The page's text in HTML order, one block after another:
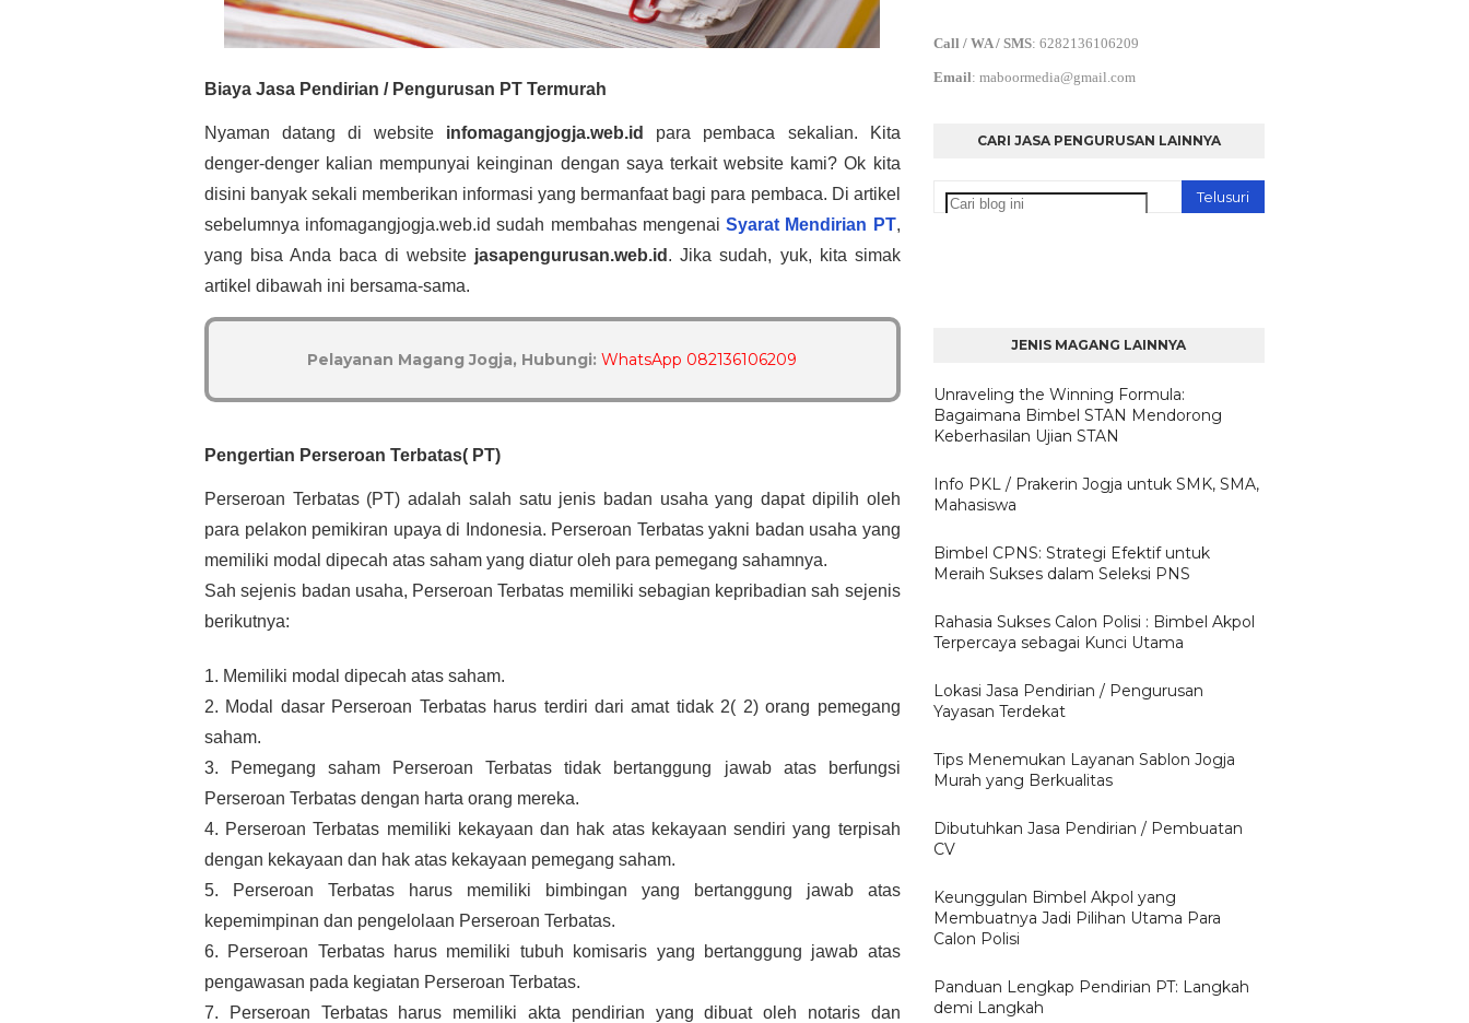
Biaya Jasa Pendirian / Pengurusan PT Termurah
Nyaman datang di website infomagangjogja.web.id
para pembaca sekalian. Kita
denger-denger kalian mempunyai keinginan dengan saya terkait website kami? Ok kita
disini banyak sekali memberikan informasi yang bermanfaat bagi para pembaca. Di artikel
sebelumnya infomagangjogja.web.id sudah membahas mengenai Syarat Mendirian PT,
yang bisa Anda baca di website jasapengurusan.web.id . Jika sudah, yuk, kita simak
artikel dibawah ini bersama-sama.
Pelayanan Magang Jogja, Hubungi: WhatsApp 082136106209
Pengertian Perseroan Terbatas( PT)
Perseroan Terbatas (PT) adalah salah satu jenis badan usaha yang dapat dipilih oleh
para pelakon pemikiran upaya di Indonesia. Perseroan Terbatas yakni badan usaha yang
memiliki modal dipecah atas saham yang diatur oleh para pemegang sahamnya.
Sah sejenis badan usaha, Perseroan Terbatas memiliki sebagian kepribadian sah sejenis
berikutnya:
1. Memiliki modal dipecah atas saham.
2. Modal dasar Perseroan Terbatas harus terdiri dari amat tidak 2( 2) orang pemegang
saham.
3. Pemegang saham Perseroan Terbatas tidak bertanggung jawab atas berfungsi
Perseroan Terbatas dengan harta orang mereka.
4. Perseroan Terbatas memiliki kekayaan dan hak atas kekayaan sendiri yang terpisah
dengan kekayaan dan hak atas kekayaan pemegang saham.
5. Perseroan Terbatas harus memiliki bimbingan yang bertanggung jawab atas
kepemimpinan dan pengelolaan Perseroan Terbatas.
6. Perseroan Terbatas harus memiliki tubuh komisaris yang bertanggung jawab atas
pengawasan pada kegiatan Perseroan Terbatas.
7. Perseroan Terbatas harus memiliki akta pendirian yang dibuat oleh notaris dan
Call / WA / SMS: 6282136106209
Email: maboormedia@gmail.com
CARI JASA PENGURUSAN LAINNYA
JENIS MAGANG LAINNYA
Unraveling the Winning Formula:
Bagaimana Bimbel STAN Mendorong
Keberhasilan Ujian STAN
Info PKL / Prakerin Jogja untuk SMK, SMA,
Mahasiswa
Bimbel CPNS: Strategi Efektif untuk
Meraih Sukses dalam Seleksi PNS
Rahasia Sukses Calon Polisi : Bimbel Akpol
Terpercaya sebagai Kunci Utama
Lokasi Jasa Pendirian / Pengurusan
Yayasan Terdekat
Tips Menemukan Layanan Sablon Jogja
Murah yang Berkualitas
Dibutuhkan Jasa Pendirian / Pembuatan
CV
Keunggulan Bimbel Akpol yang
Membuatnya Jadi Pilihan Utama Para
Calon Polisi
Panduan Lengkap Pendirian PT: Langkah
demi Langkah